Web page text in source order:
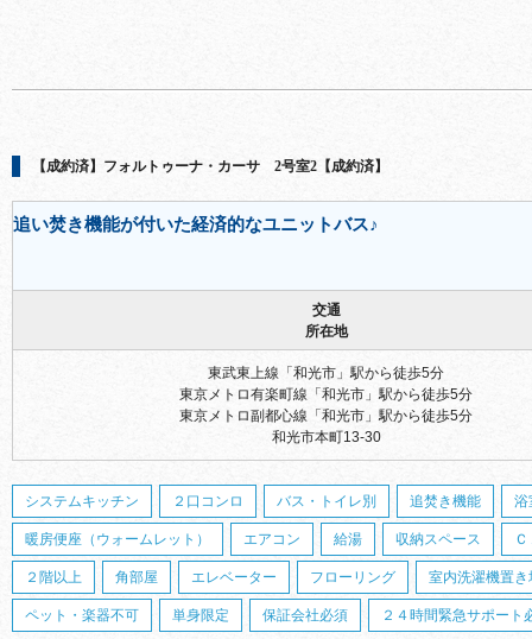
【成約済】フォルトゥーナ・カーサ 2号室2【成約済】
追い焚き機能が付いた経済的なユニットバス♪
交通
所在地
東武東上線「和光市」駅から徒歩5分
東京メトロ有楽町線「和光市」駅から徒歩5分
東京メトロ副都心線「和光市」駅から徒歩5分
和光市本町13-30
システムキッチン ２口コンロ バス・トイレ別 追焚き機能 浴
暖房便座（ウォームレット） エアコン 給湯 収納スペース
２階以上 角部屋 エレベーター フローリング 室内洗濯機置き
ペット・楽器不可 単身限定 保証会社必須 ２４時間緊急サポート